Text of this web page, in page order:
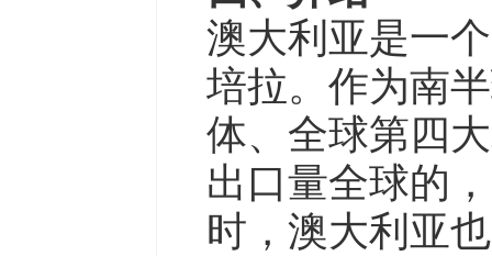
澳大利亚是一
培拉。作为南
体、全球第四
出口量全球的
时，澳大利亚